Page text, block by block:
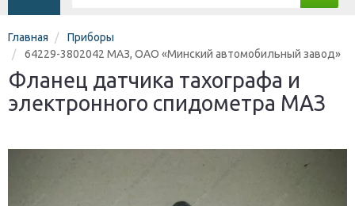
Главная
Приборы
64229-3802042 МАЗ, ОАО «Минский автомобильный завод»
Фланец датчика тахографа и
электронного спидометра МАЗ